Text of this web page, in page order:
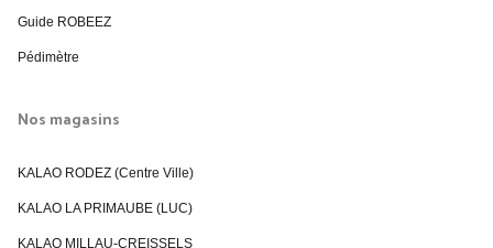
Guide ROBEEZ
Pédimètre
Nos magasins
KALAO RODEZ (Centre Ville)
KALAO LA PRIMAUBE (LUC)
KALAO MILLAU-CREISSELS